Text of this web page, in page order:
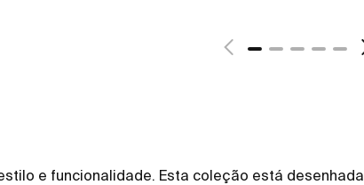
e funcionalidade. Esta coleção está desenhada